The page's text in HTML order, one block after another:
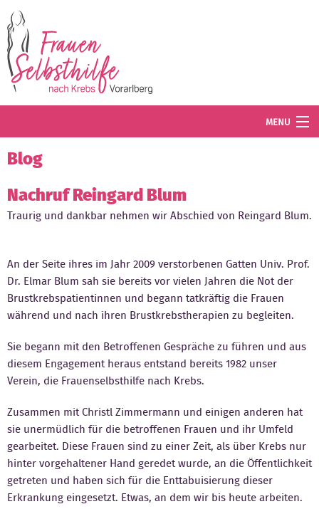
MENU
Termine
Angebot
Der Verein
Mitglied werden
Kontakt
Blog
Nachruf Reingard Blum
Traurig und dankbar nehmen wir Abschied von Reingard Blum.
An der Seite ihres im Jahr 2009 verstorbenen Gatten Univ. Prof.
Dr. Elmar Blum sah sie bereits vor vielen Jahren die Not der
Brustkrebspatientinnen und begann tatkräftig die Frauen
während und nach ihren Brustkrebstherapien zu begleiten.
Sie begann mit den Betroffenen Gespräche zu führen und aus
diesem Engagement heraus entstand bereits 1982 unser
Verein, die Frauenselbsthilfe nach Krebs.
Zusammen mit Christl Zimmermann und einigen anderen hat
sie unermüdlich für die betroffenen Frauen und ihr Umfeld
gearbeitet. Diese Frauen sind zu einer Zeit, als über Krebs nur
hinter vorgehaltener Hand geredet wurde, an die Öffentlichkeit
getreten und haben sich für die Enttabuisierung dieser
Erkrankung eingesetzt. Etwas, an dem wir bis heute arbeiten.